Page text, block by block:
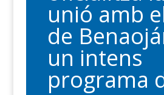
unió amb
de
un intens
programa